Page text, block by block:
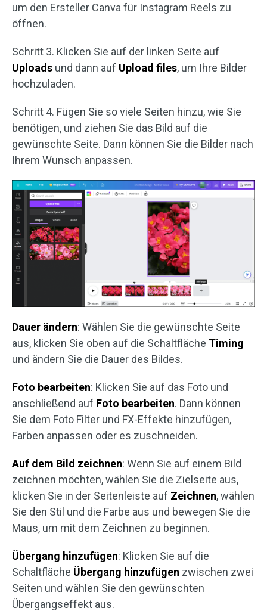
um den Ersteller Canva für Instagram Reels zu
öffnen.
Schritt 3. Klicken Sie auf der linken Seite auf
Uploads und dann auf Upload files, um Ihre Bilder
hochzuladen.
Schritt 4. Fügen Sie so viele Seiten hinzu, wie Sie
benötigen, und ziehen Sie das Bild auf die
gewünschte Seite. Dann können Sie die Bilder nach
Ihrem Wunsch anpassen.
Dauer ändern: Wählen Sie die gewünschte Seite
aus, klicken Sie oben auf die Schaltfläche Timing
und ändern Sie die Dauer des Bildes.
Foto bearbeiten: Klicken Sie auf das Foto und
anschließend auf Foto bearbeiten. Dann können
Sie dem Foto Filter und FX-Effekte hinzufügen,
Farben anpassen oder es zuschneiden.
Auf dem Bild zeichnen: Wenn Sie auf einem Bild
zeichnen möchten, wählen Sie die Zielseite aus,
klicken Sie in der Seitenleiste auf Zeichnen, wählen
Sie den Stil und die Farbe aus und bewegen Sie die
Maus, um mit dem Zeichnen zu beginnen.
Übergang hinzufügen: Klicken Sie auf die
Schaltfläche Übergang hinzufügen zwischen zwei
Seiten und wählen Sie den gewünschten
Übergangseffekt aus.